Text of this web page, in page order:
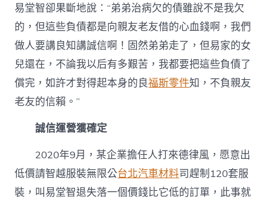
易堂智卻果斷地說：“弟弟治病欠的債雖說不是我欠
的，但這些負債都是向親友老友借的心血錢啊，我們
做人要講良知講誠信啊！固然弟弟走了，但易家的女
兒還在，不論我以后有多艱苦，我都要把這些負債了
償完，如許才對得起本身的良福斯零件知，不負親友
老友的信賴。”
誠信運營獲確定
2020年9月，某企業擔任人打來德律風，愿意出
低價請智越服裝無限公台北汽車材料司趕制120套服
裝，叫易堂智退失落一個價錢比它低的訂單，此事就